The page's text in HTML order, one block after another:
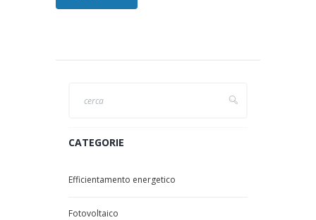
CATEGORIE
Efficientamento energetico
Fotovoltaico